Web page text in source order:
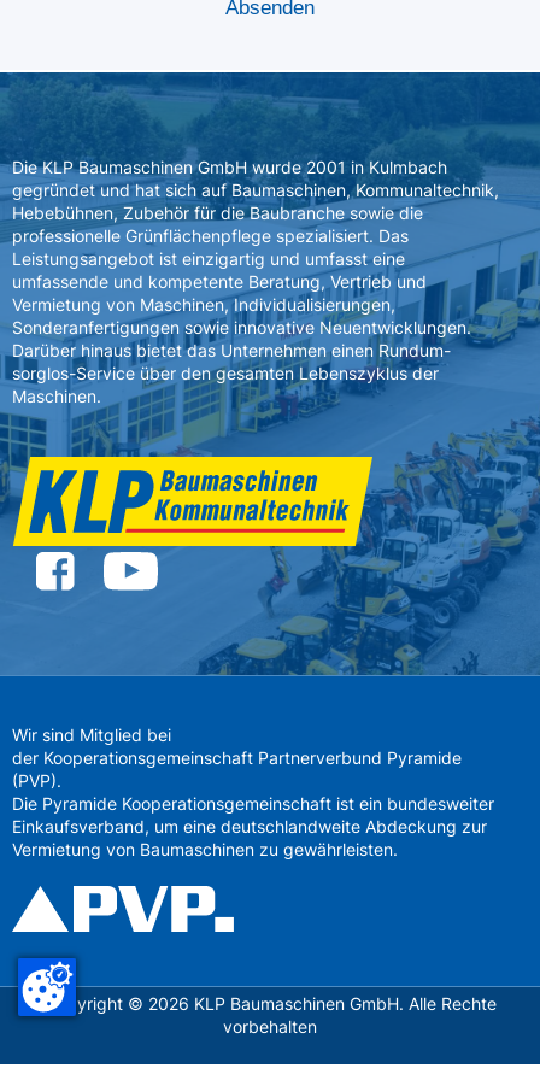
Die KLP Baumaschinen GmbH wurde 2001 in Kulmbach
gegründet und hat sich auf Baumaschinen, Kommunaltechnik,
Hebebühnen, Zubehör für die Baubranche sowie die
professionelle Grünflächenpflege spezialisiert. Das
Leistungsangebot ist einzigartig und umfasst eine
umfassende und kompetente Beratung, Vertrieb und
Vermietung von Maschinen, Individualisierungen,
Sonderanfertigungen sowie innovative Neuentwicklungen.
Darüber hinaus bietet das Unternehmen einen Rundum-
sorglos-Service über den gesamten Lebenszyklus der
Maschinen.
Wir sind Mitglied bei
der Kooperationsgemeinschaft Partnerverbund Pyramide
(PVP).
Die Pyramide Kooperationsgemeinschaft ist ein bundesweiter
Einkaufsverband, um eine deutschlandweite Abdeckung zur
Vermietung von Baumaschinen zu gewährleisten.
Copyright © 2026 KLP Baumaschinen GmbH. Alle Rechte
vorbehalten